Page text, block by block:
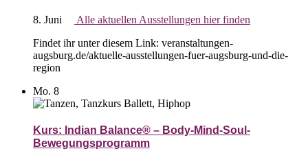
8. Juni
Alle aktuellen Ausstellungen hier finden
Findet ihr unter diesem Link: veranstaltungen-
augsburg.de/aktuelle-ausstellungen-fuer-augsburg-und-die-
region
Mo. 8
Kurs: Indian Balance® – Body-Mind-Soul-
Bewegungsprogramm